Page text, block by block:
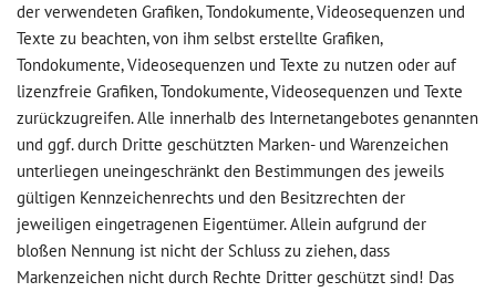
der verwendeten Grafiken, Tondokumente, Videosequenzen und
Texte zu beachten, von ihm selbst erstellte Grafiken,
Tondokumente, Videosequenzen und Texte zu nutzen oder auf
lizenzfreie Grafiken, Tondokumente, Videosequenzen und Texte
zurückzugreifen. Alle innerhalb des Internetangebotes genannten
und ggf. durch Dritte geschützten Marken- und Warenzeichen
unterliegen uneingeschränkt den Bestimmungen des jeweils
gültigen Kennzeichenrechts und den Besitzrechten der
jeweiligen eingetragenen Eigentümer. Allein aufgrund der
bloßen Nennung ist nicht der Schluss zu ziehen, dass
Markenzeichen nicht durch Rechte Dritter geschützt sind! Das